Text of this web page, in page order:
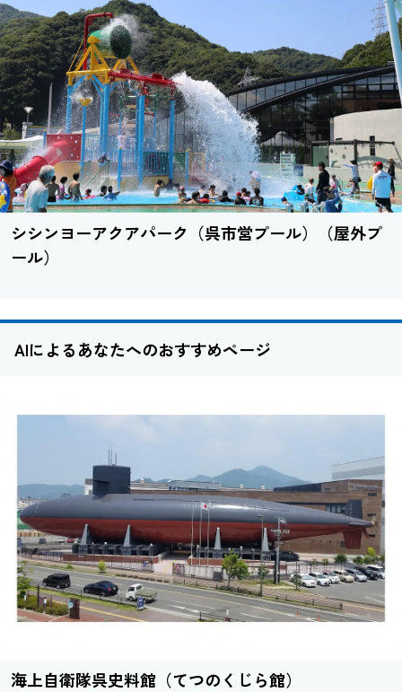
シシンヨーアクアパーク（呉市営プール）（屋外プ
ール）
AIによるあなたへのおすすめページ
海上自衛隊呉史料館（てつのくじら館）